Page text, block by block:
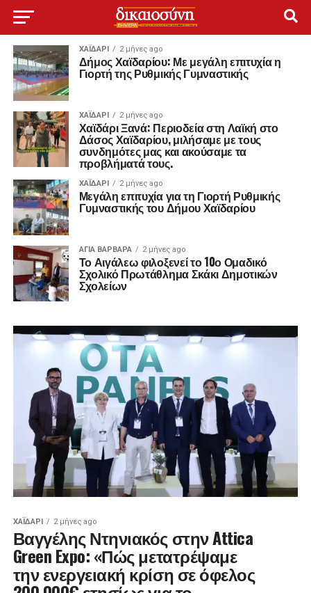
ΧΑΪΔΑΡΙ 2 μήνες ago
Δήμος Χαϊδαρίου: Με μεγάλη επιτυχία η
Γιορτή της Ρυθμικής Γυμναστικής
ΧΑΪΔΑΡΙ 2 μήνες ago
Χαϊδάρι Ξανά: Περιοδεία στη Λαϊκή στο
Δάσος Χαϊδαρίου, μιλήσαμε με τους
συνδημότες μας και ακούσαμε τα
προβλήματά τους.
ΧΑΪΔΑΡΙ 2 μήνες ago
Μεγάλη επιτυχία για τη Γιορτή Ρυθμικής
Γυμναστικής του Δήμου Χαϊδαρίου
ΑΓΙΑ ΒΑΡΒΑΡΑ 2 μήνες ago
Το Αιγάλεω φιλοξενεί το 10ο Ομαδικό
Σχολικό Πρωτάθλημα Σκάκι Δημοτικών
Σχολείων
ΧΑΪΔΑΡΙ 2 μήνες ago
Βαγγέλης Ντηνιακός στην Attica
Green Expo: «Πώς μετατρέψαμε
την ενεργειακή κρίση σε όφελος